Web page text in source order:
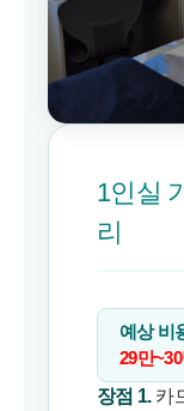
1인실
리
예상 비
29만
장점 1.카